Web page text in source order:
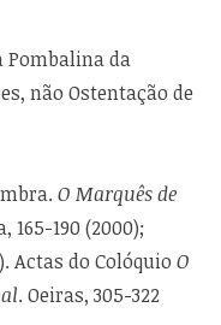
Pombalina da
não Ostentação de
O Marquês de
165-190 (2000);
Actas do ColóquioO
. Oeiras, 305-322